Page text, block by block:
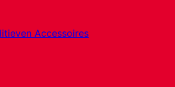
Accessoires